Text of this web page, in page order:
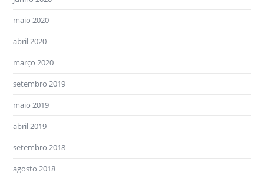
maio 2020
abril 2020
março 2020
setembro 2019
maio 2019
abril 2019
setembro 2018
agosto 2018